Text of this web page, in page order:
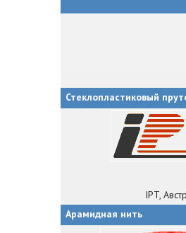
Стеклопластиковый
IPT,
Арамидная нить